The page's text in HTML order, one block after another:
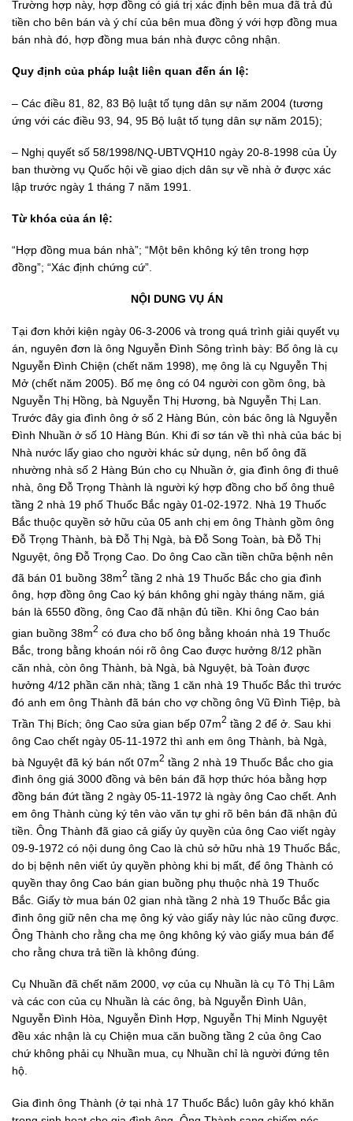
Trường hợp này, hợp đồng có giá trị xác định bên mua đã trả đủ
tiền cho bên bán và ý chí của bên mua đồng ý với hợp đồng mua
bán nhà đó, hợp đồng mua bán nhà được công nhận.
Quy định của pháp luật liên quan đến án lệ:
– Các điều 81, 82, 83 Bộ luật tố tụng dân sự năm 2004 (tương
ứng với các điều 93, 94, 95 Bộ luật tố tụng dân sự năm 2015);
– Nghị quyết số 58/1998/NQ-UBTVQH10 ngày 20-8-1998 của Ủy
ban thường vụ Quốc hội về giao dịch dân sự về nhà ở được xác
lập trước ngày 1 tháng 7 năm 1991.
Từ khóa của án lệ:
“Hợp đồng mua bán nhà”; “Một bên không ký tên trong hợp
đồng”; “Xác định chứng cứ”.
NỘI DUNG VỤ ÁN
Tại đơn khởi kiện ngày 06-3-2006 và trong quá trình giải quyết vụ
án, nguyên đơn là ông Nguyễn Đình Sông trình bày: Bố ông là cụ
Nguyễn Đình Chiện (chết năm 1998), mẹ ông là cụ Nguyễn Thị
Mở (chết năm 2005). Bố mẹ ông có 04 người con gồm ông, bà
Nguyễn Thị Hồng, bà Nguyễn Thị Hương, bà Nguyễn Thị Lan.
Trước đây gia đình ông ở số 2 Hàng Bún, còn bác ông là Nguyễn
Đình Nhuần ở số 10 Hàng Bún. Khi đi sơ tán về thì nhà của bác bị
Nhà nước lấy giao cho người khác sử dụng, nên bố ông đã
nhường nhà số 2 Hàng Bún cho cụ Nhuần ở, gia đình ông đi thuê
nhà, ông Đỗ Trọng Thành là người ký hợp đồng cho bố ông thuê
tầng 2 nhà 19 phố Thuốc Bắc ngày 01-02-1972. Nhà 19 Thuốc
Bắc thuộc quyền sở hữu của 05 anh chị em ông Thành gồm ông
Đỗ Trọng Thành, bà Đỗ Thị Ngà, bà Đỗ Song Toàn, bà Đỗ Thị
Nguyệt, ông Đỗ Trọng Cao. Do ông Cao cần tiền chữa bệnh nên
đã bán 01 buồng 38m2 tầng 2 nhà 19 Thuốc Bắc cho gia đình
ông, hợp đồng ông Cao ký bán không ghi ngày tháng năm, giá
bán là 6550 đồng, ông Cao đã nhận đủ tiền. Khi ông Cao bán
gian buồng 38m2 có đưa cho bố ông bằng khoán nhà 19 Thuốc
Bắc, trong bằng khoán nói rõ ông Cao được hưởng 8/12 phần
căn nhà, còn ông Thành, bà Ngà, bà Nguyệt, bà Toàn được
hưởng 4/12 phần căn nhà; tầng 1 căn nhà 19 Thuốc Bắc thì trước
đó anh em ông Thành đã bán cho vợ chồng ông Vũ Đình Tiệp, bà
Trần Thị Bích; ông Cao sửa gian bếp 07m2 tầng 2 để ở. Sau khi
ông Cao chết ngày 05-11-1972 thì anh em ông Thành, bà Ngà,
bà Nguyệt đã ký bán nốt 07m2 tầng 2 nhà 19 Thuốc Bắc cho gia
đình ông giá 3000 đồng và bên bán đã hợp thức hóa bằng hợp
đồng bán đứt tầng 2 ngày 05-11-1972 là ngày ông Cao chết. Anh
em ông Thành cùng ký tên vào văn tự ghi rõ bên bán đã nhận đủ
tiền. Ông Thành đã giao cả giấy ủy quyền của ông Cao viết ngày
09-9-1972 có nội dung ông Cao là chủ sở hữu nhà 19 Thuốc Bắc,
do bị bệnh nên viết ủy quyền phòng khi bị mất, để ông Thành có
quyền thay ông Cao bán gian buồng phụ thuộc nhà 19 Thuốc
Bắc. Giấy tờ mua bán 02 gian nhà tầng 2 nhà 19 Thuốc Bắc gia
đình ông giữ nên cha mẹ ông ký vào giấy này lúc nào cũng được.
Ông Thành cho rằng cha mẹ ông không ký vào giấy mua bán để
cho rằng chưa trả tiền là không đúng.
Cụ Nhuần đã chết năm 2000, vợ của cụ Nhuần là cụ Tô Thị Lâm
và các con của cụ Nhuần là các ông, bà Nguyễn Đình Uân,
Nguyễn Đình Hòa, Nguyễn Đình Hợp, Nguyễn Thị Minh Nguyệt
đều xác nhận là cụ Chiện mua căn buồng tầng 2 của ông Cao
chứ không phải cụ Nhuần mua, cụ Nhuần chỉ là người đứng tên
hộ.
Gia đình ông Thành (ở tại nhà 17 Thuốc Bắc) luôn gây khó khăn